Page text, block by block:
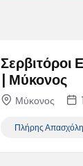
Σερβιτόροι
| Μύκονος
Μύκονος
Πλήρης